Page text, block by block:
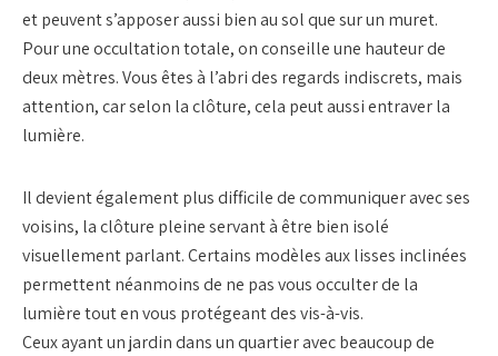
et peuvent s’apposer aussi bien au sol que sur un muret.
Pour une occultation totale, on conseille une hauteur de
deux mètres. Vous êtes à l’abri des regards indiscrets, mais
attention, car selon la clôture, cela peut aussi entraver la
lumière.
Il devient également plus difficile de communiquer avec ses
voisins, la clôture pleine servant à être bien isolé
visuellement parlant. Certains modèles aux lisses inclinées
permettent néanmoins de ne pas vous occulter de la
lumière tout en vous protégeant des vis-à-vis.
Ceux ayant un jardin dans un quartier avec beaucoup de